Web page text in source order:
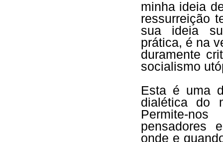
minha ideia
ressurreição
sua ideia
prática, é na
duramente
socialismo
Esta é uma
dialética do
Permite-
pensadores
onde e